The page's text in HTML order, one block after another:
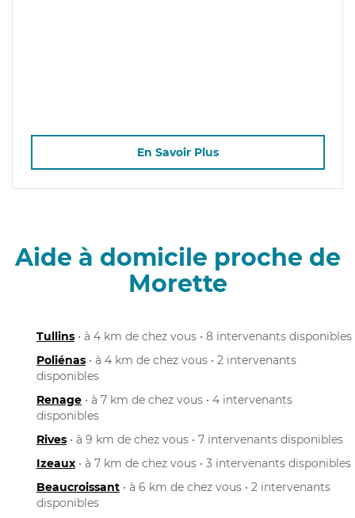
En Savoir Plus
Aide à domicile proche de
Morette
Tullins • à 4 km de chez vous • 8 intervenants disponibles
Poliénas • à 4 km de chez vous • 2 intervenants
disponibles
Renage • à 7 km de chez vous • 4 intervenants
disponibles
Rives • à 9 km de chez vous • 7 intervenants disponibles
Izeaux • à 7 km de chez vous • 3 intervenants disponibles
Beaucroissant • à 6 km de chez vous • 2 intervenants
disponibles